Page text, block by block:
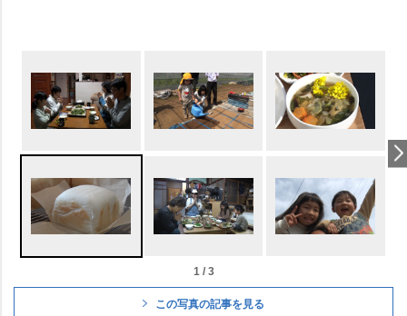
1 / 3
この写真の記事を見る